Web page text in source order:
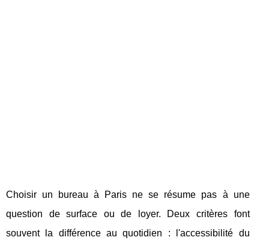
Choisir un bureau à Paris ne se résume pas à une
question de surface ou de loyer. Deux critères font
souvent la différence au quotidien : l'accessibilité du